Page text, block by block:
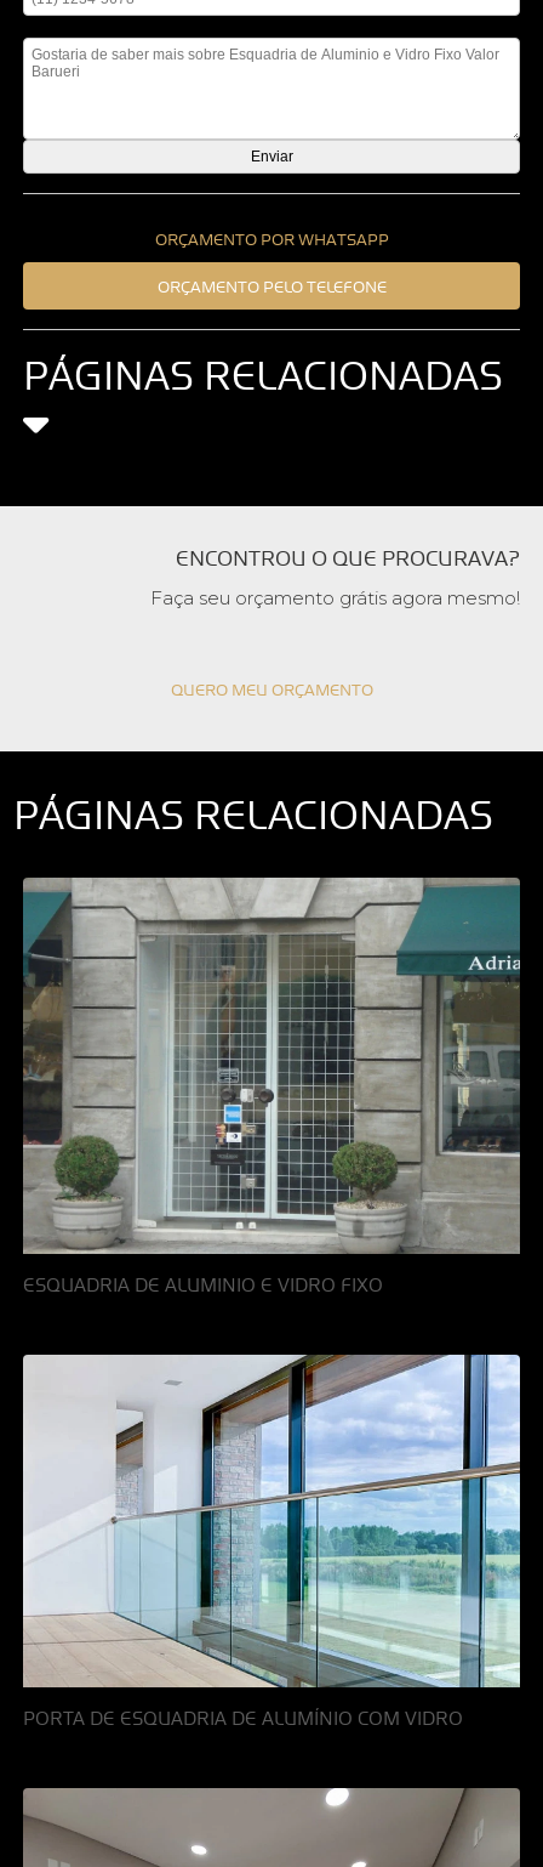
ORÇAMENTO POR WHATSAPP
ORÇAMENTO PELO TELEFONE
PÁGINAS RELACIONADAS
ENCONTROU O QUE PROCURAVA?
Faça seu orçamento grátis agora mesmo!
QUERO MEU ORÇAMENTO
PÁGINAS RELACIONADAS
ESQUADRIA DE ALUMINIO E VIDRO FIXO
PORTA DE ESQUADRIA DE ALUMÍNIO COM VIDRO